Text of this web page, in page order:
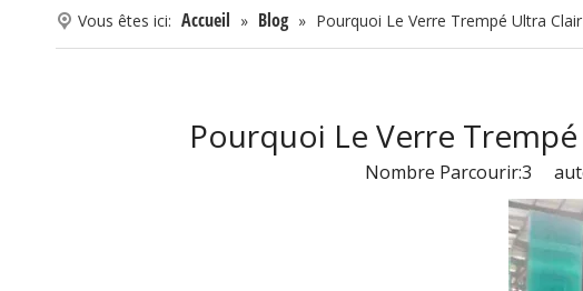
Vous êtes ici: Accueil » Blog » Pourquoi Le Verre Trempé Ultra
Pourquoi Le Verre
Nombre Parcourir:3